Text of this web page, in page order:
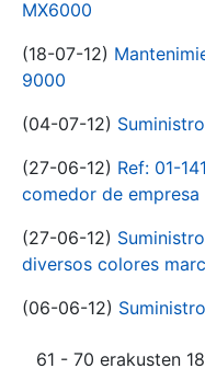
MX6000
(18-07-12)
9000
(04-07-12)
(27-06-12) Ref: 01-
comedor de empresa
(27-06-12)
diversos colores
(06-06-12)
61 - 70 erakusten